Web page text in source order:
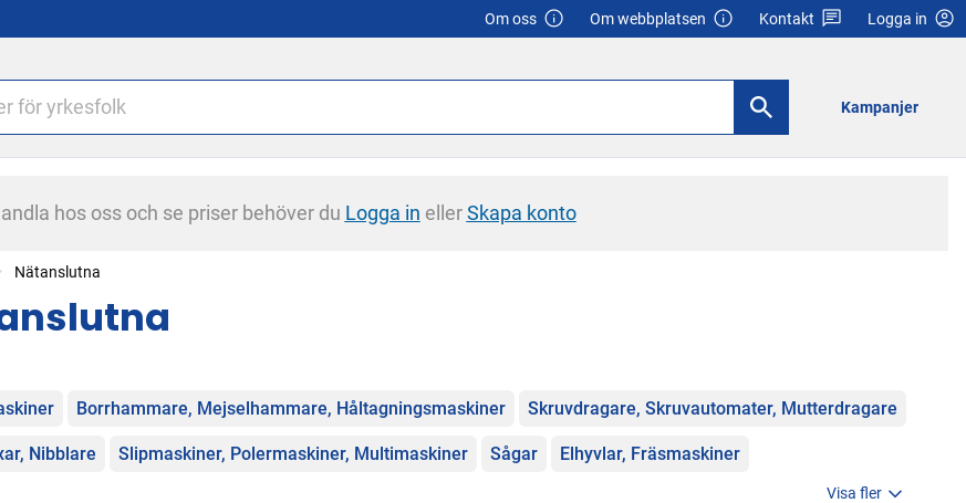
Om oss Om webbplatsen Kontakt Logga in
Kampanjer
hos oss och se priser behöver du Logga in ellerSkapa konto
Nätanslutna
Borrhammare, Mejselhammare, Håltagningsmaskiner Skruvdragare, Skruvautomater, Mutterdragare
Nibblare Slipmaskiner, Polermaskiner, Multimaskiner Sågar Elhyvlar, Fräsmaskiner
Visa fler